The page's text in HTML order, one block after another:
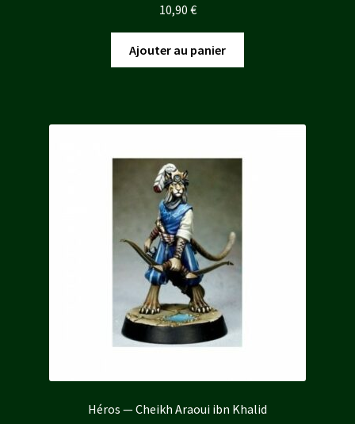
10,90 €
Ajouter au panier
Héros — Cheikh Araoui ibn Khalid